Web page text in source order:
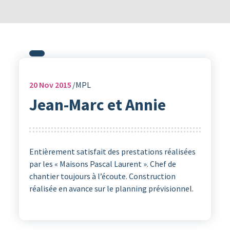
20Nov 2015 MPL
Jean-Marc et Annie
Entièrement satisfait des prestations réalisées
par les « Maisons Pascal Laurent ». Chef de
chantier toujours à l’écoute. Construction
réalisée en avance sur le planning prévisionnel.